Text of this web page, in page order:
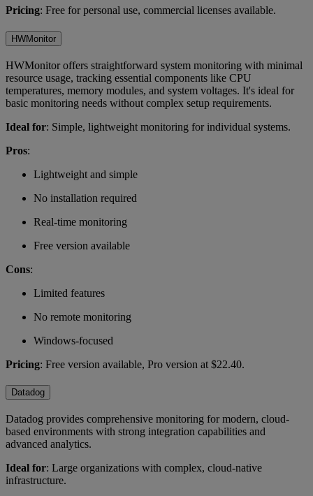
Pricing: Free for personal use, commercial licenses available.
HWMonitor
HWMonitor offers straightforward system monitoring with minimal
resource usage, tracking essential components like CPU
temperatures, memory modules, and system voltages. It's ideal for
basic monitoring needs without complex setup requirements.
Ideal for: Simple, lightweight monitoring for individual systems.
Pros:
Lightweight and simple
No installation required
Real-time monitoring
Free version available
Cons:
Limited features
No remote monitoring
Windows-focused
Pricing: Free version available, Pro version at $22.40.
Datadog
Datadog provides comprehensive monitoring for modern, cloud-
based environments with strong integration capabilities and
advanced analytics.
Ideal for: Large organizations with complex, cloud-native
infrastructure.